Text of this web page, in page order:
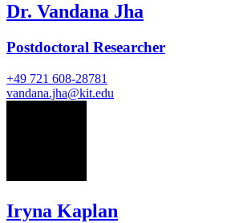
Dr. Vandana Jha
Postdoctoral Researcher
+49 721 608-28781
vandana.jha@kit.edu
Iryna Kaplan